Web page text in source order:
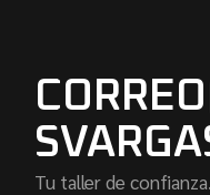
Tu taller de